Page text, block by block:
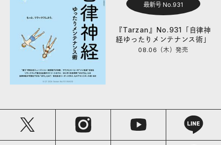
最新号 No.931
『Tarzan』No.931「自律神
経ゆったりメンテナンス術」
08.06（木）発売